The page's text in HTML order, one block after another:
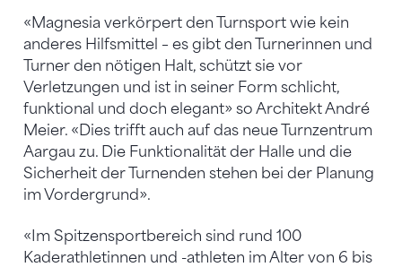
«Magnesia verkörpert den Turnsport wie kein
anderes Hilfsmittel – es gibt den Turnerinnen und
Turner den nötigen Halt, schützt sie vor
Verletzungen und ist in seiner Form schlicht,
funktional und doch elegant» so Architekt André
Meier. «Dies trifft auch auf das neue Turnzentrum
Aargau zu. Die Funktionalität der Halle und die
Sicherheit der Turnenden stehen bei der Planung
im Vordergrund».
«Im Spitzensportbereich sind rund 100
Kaderathletinnen und -athleten im Alter von 6 bis